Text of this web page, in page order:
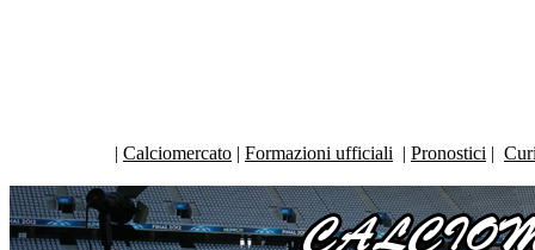
| Calciomercato | Formazioni ufficiali | Pronostici |